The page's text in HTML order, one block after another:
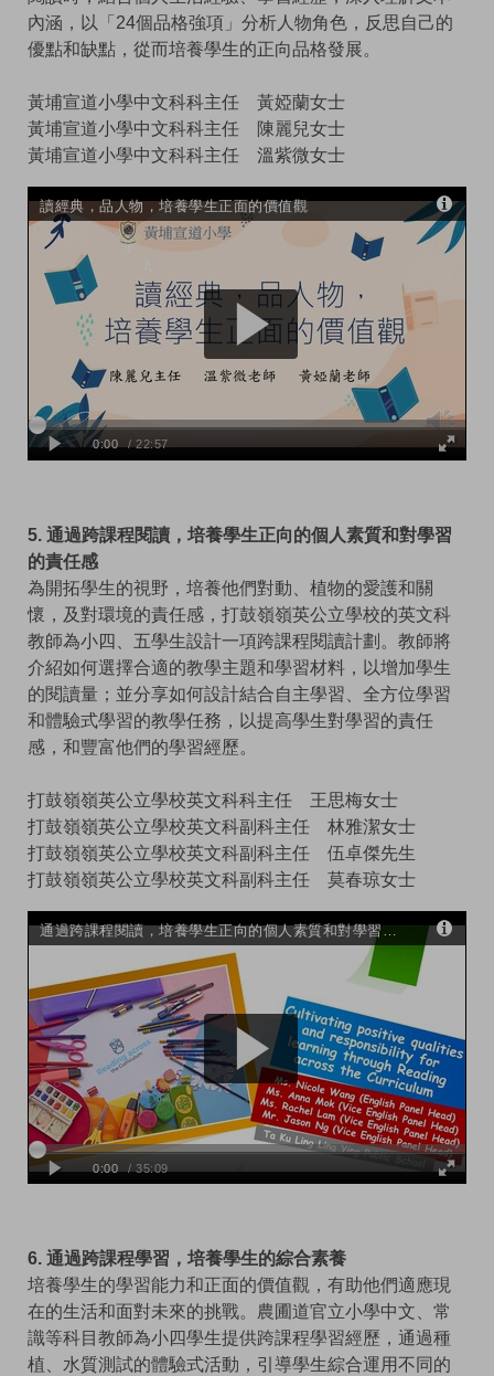
內涵，以「24個品格強項」分析人物角色，反思自己的
優點和缺點，從而培養學生的正向品格發展。
黃埔宣道小學中文科科主任 黃婭蘭女士
黃埔宣道小學中文科科主任 陳麗兒女士
黃埔宣道小學中文科科主任 溫紫微女士
5. 通過跨課程閱讀，培養學生正向的個人素質和對學習
的責任感
為開拓學生的視野，培養他們對動、植物的愛護和關
懷，及對環境的責任感，打鼓嶺嶺英公立學校的英文科
教師為小四、五學生設計一項跨課程閱讀計劃。教師將
介紹如何選擇合適的教學主題和學習材料，以增加學生
的閱讀量；並分享如何設計結合自主學習、全方位學習
和體驗式學習的教學任務，以提高學生對學習的責任
感，和豐富他們的學習經歷。
打鼓嶺嶺英公立學校英文科科主任 王思梅女士
打鼓嶺嶺英公立學校英文科副科主任 林雅潔女士
打鼓嶺嶺英公立學校英文科副科主任 伍卓傑先生
打鼓嶺嶺英公立學校英文科副科主任 莫春琼女士
6. 通過跨課程學習，培養學生的綜合素養
培養學生的學習能力和正面的價值觀，有助他們適應現
在的生活和面對未來的挑戰。農圃道官立小學中文、常
識等科目教師為小四學生提供跨課程學習經歷，通過種
植、水質測試的體驗式活動，引導學生綜合運用不同的